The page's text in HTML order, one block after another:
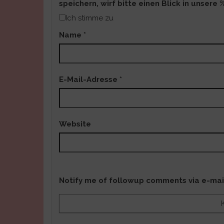
speichern, wirf bitte einen Blick in unsere
Ich stimme zu
Name *
E-Mail-Adresse *
Website
Notify me of followup comments via e-